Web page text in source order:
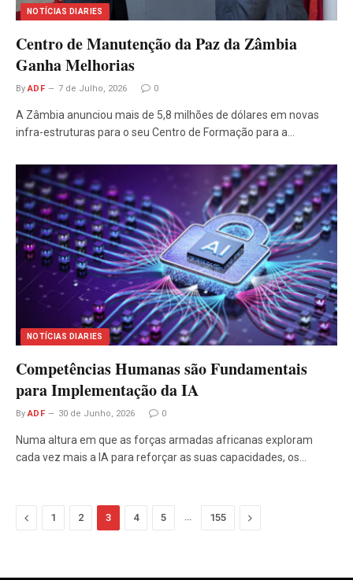
NOTÍCIAS DIARIES
Centro de Manutenção da Paz da Zâmbia
Ganha Melhorias
By ADF 7 de Julho, 2026 0
A Zâmbia anunciou mais de 5,8 milhões de dólares em novas
infra-estruturas para o seu Centro de Formação para a…
NOTÍCIAS DIARIES
Competências Humanas são Fundamentais
para Implementação da IA
By ADF 30 de Junho, 2026 0
Numa altura em que as forças armadas africanas exploram
cada vez mais a IA para reforçar as suas capacidades, os…
Previous
1 2 3 4 5 155 Next